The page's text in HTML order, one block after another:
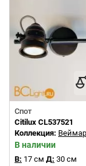
Спот
Citilux CL537521
Коллекция: Веймар
В наличии
В: 17 см Д: 30 см